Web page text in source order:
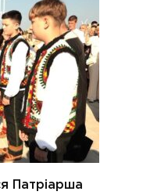
Патріарша